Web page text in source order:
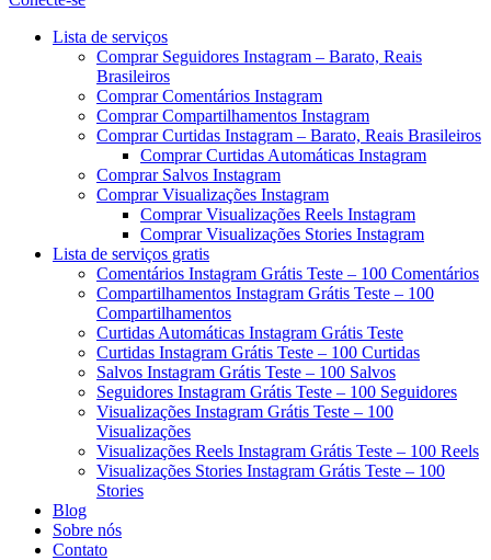
Menu
Lista de serviços
Comprar Seguidores Instagram – Barato, Reais
Brasileiros
Comprar Comentários Instagram
Comprar Compartilhamentos Instagram
Comprar Curtidas Instagram – Barato, Reais Brasileiros
Comprar Curtidas Automáticas Instagram
Comprar Salvos Instagram
Comprar Visualizações Instagram
Comprar Visualizações Reels Instagram
Comprar Visualizações Stories Instagram
Lista de serviços gratis
Comentários Instagram Grátis Teste – 100 Comentários
Compartilhamentos Instagram Grátis Teste – 100
Compartilhamentos
Curtidas Automáticas Instagram Grátis Teste
Curtidas Instagram Grátis Teste – 100 Curtidas
Salvos Instagram Grátis Teste – 100 Salvos
Seguidores Instagram Grátis Teste – 100 Seguidores
Visualizações Instagram Grátis Teste – 100
Visualizações
Visualizações Reels Instagram Grátis Teste – 100 Reels
Visualizações Stories Instagram Grátis Teste – 100
Stories
Blog
Sobre nós
Contato